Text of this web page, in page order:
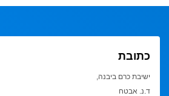
כתובת
ישיבת כרם ביבנה,
ד.נ. אבטח